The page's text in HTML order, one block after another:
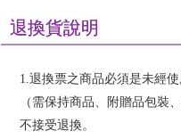
退換貨說明
1.退換票之商品必須是未經
（需保持商品、附贈品包裝
不接受退換。